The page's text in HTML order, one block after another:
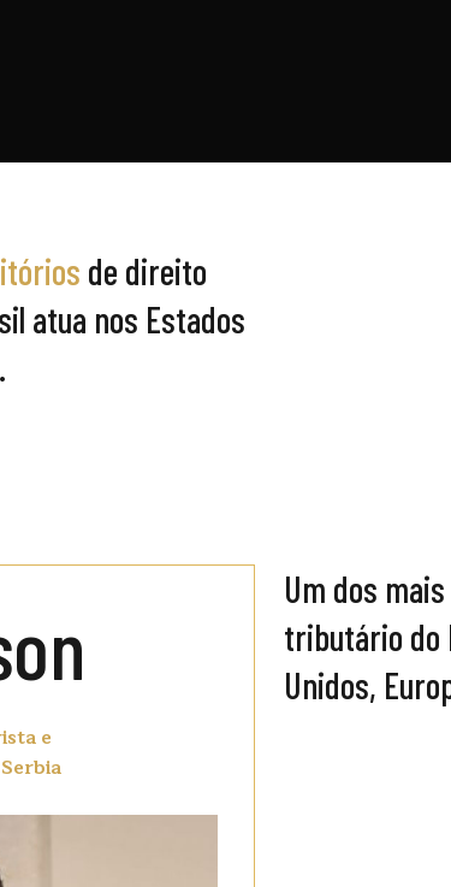
de direito
atua nos Estados
e
Um dos mais
tributário do
Unidos,